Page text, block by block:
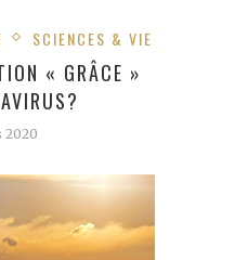
SCIENCES & VIE
« GRÂCE »
2020